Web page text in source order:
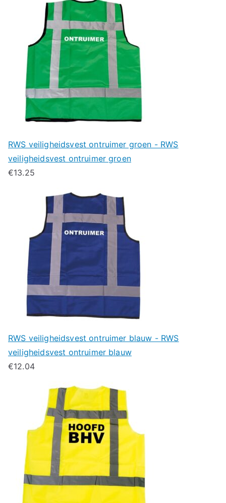
RWS veiligheidsvest ontruimer groen - RWS
veiligheidsvest ontruimer groen
€13.25
RWS veiligheidsvest ontruimer blauw - RWS
veiligheidsvest ontruimer blauw
€12.04